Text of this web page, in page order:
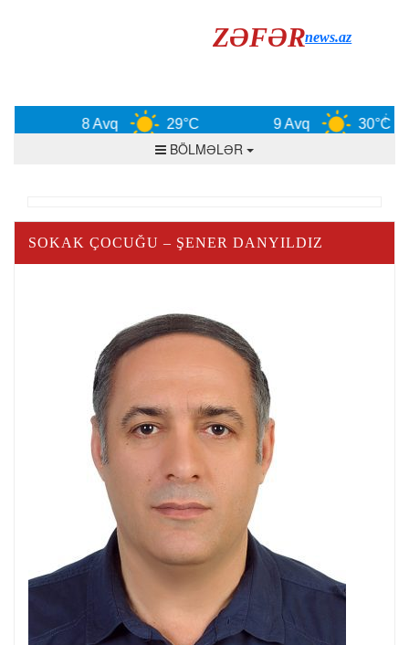
ZƏFƏRnews.az
8 Avq 29°C 9 Avq 30°C
BÖLMƏLƏR
SOKAK ÇOCUĞU – ŞENER DANYILDIZ